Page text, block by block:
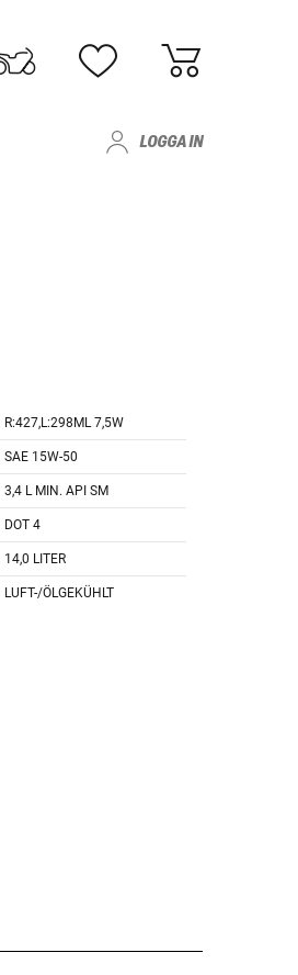
LOGGA IN
R:427,L:298ML 7,5W
SAE 15W-50
3,4 L MIN. API SM
DOT 4
14,0 LITER
LUFT-/ÖLGEKÜHLT